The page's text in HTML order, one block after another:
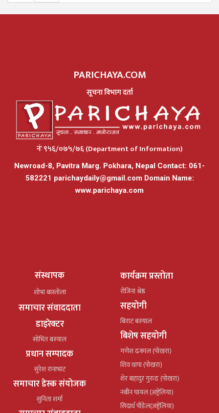
PARICHAYA.COM
सूचना विभाग दर्ता
नंः ९५६/०७५/७६ (Department of Information)
Newroad-8, Pavitra Marg. Pokhara, Nepal Contact: 061-
582221 parichaydaily@gmail.comDomain Name:
www.parichaya.com
संस्थापक
शोभा बास्तोला
समाचार संवाददाता
डाइरेक्टर
सोभित बस्याल
प्रधान सम्पादक
सुरेश रानाभाट
समाचार डेस्क संयोजक
सुनिता शर्मा
कार्यक्रम प्रस्तोता
रोजिना श्रेष्ठ
सहयोगी
बिराट बस्याल
बिशेष सहयोगी
गणेश ढकाल (पोखरा)
शिव थापा (पोखरा)
शेर बहादुर गुरुङ (पोखरा)
नबीन घायल (अष्ट्रेलिया)
सिदार्थ पौडेल(अष्ट्रेलिया)